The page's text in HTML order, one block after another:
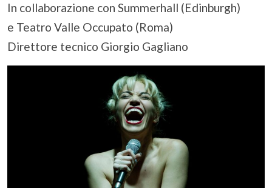
In collaborazione con Summerhall (Edinburgh)
e Teatro Valle Occupato (Roma)
Direttore tecnico Giorgio Gagliano